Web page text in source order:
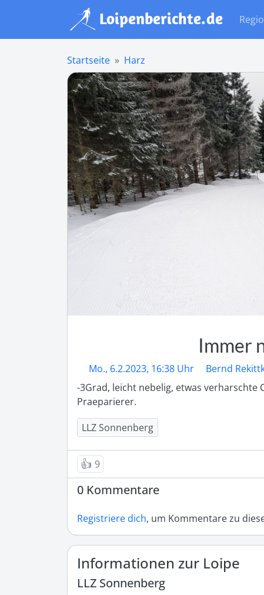
Startseite Harz
Immer
Mo., 6.2.2023, 16:38 Uhr
Bernd
-3Grad, leicht nebelig, etwas verharschte
Praeparierer.
LLZ Sonnenberg
👍 9
0 Kommentare
Registriere dich, um Kommentare zu
Informationen zur Loipe
LLZ Sonnenberg